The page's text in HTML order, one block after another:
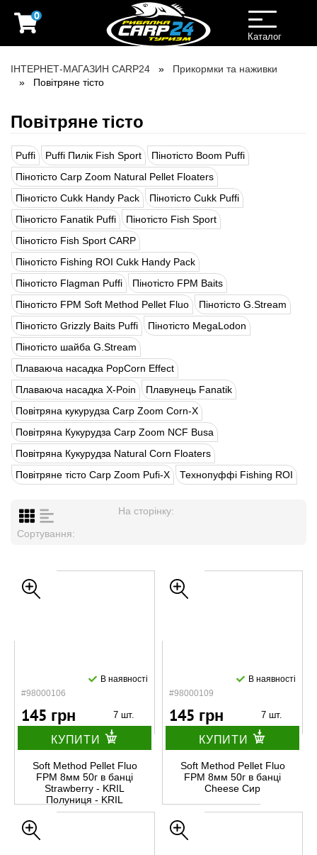
0
Toggle
navigation
Каталог
ІНТЕРНЕТ-МАГАЗИН CARP24
Прикормки та наживки
Повітряне тісто
Повітряне тісто
Puffi Puffi Пилік Fish Sport
Пінотісто Boom Puffi
Пінотісто Carp Zoom Natural Pellet Floaters
Пінотісто Cukk Handy Pack
Пінотісто Cukk Puffi
Пінотісто Fanatik Puffi
Пінотісто Fish Sport
Пінотісто Fish Sport CARP
Пінотісто Fishing ROI Cukk Handy Pack
Пінотісто Flagman Puffi
Пінотісто FPM Baits
Пінотісто FPM Soft Method Pellet Fluo
Пінотісто G.Stream
Пінотісто Grizzly Baits Puffi
Пінотісто MegaLodon
Пінотісто шайба G.Stream
Плаваюча насадка PopCorn Effect
Плаваюча насадка X-Poin
Плавунець Fanatik
Повітряна кукурудза Carp Zoom Corn-X
Повітряна Кукурудза Carp Zoom NCF Busa
Повітряна Кукурудза Natural Corn Floaters
Повітряне тісто Carp Zoom Pufi-X
Технопуффі Fishing ROI
На сторінку:
Сортування:
#98000106
В наявності
145 грн 7 шт.
КУПИТИ
Soft Method Pellet Fluo
FPM 8мм 50г в банці
Strawberry - KRIL
Полуниця - KRIL
#98000109
В наявності
145 грн 7 шт.
КУПИТИ
Soft Method Pellet Fluo
FPM 8мм 50г в банці
Cheese Сир